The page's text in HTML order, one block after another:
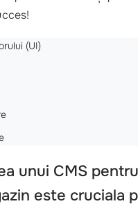
(UI)
unui CMS pentru
este cruciala